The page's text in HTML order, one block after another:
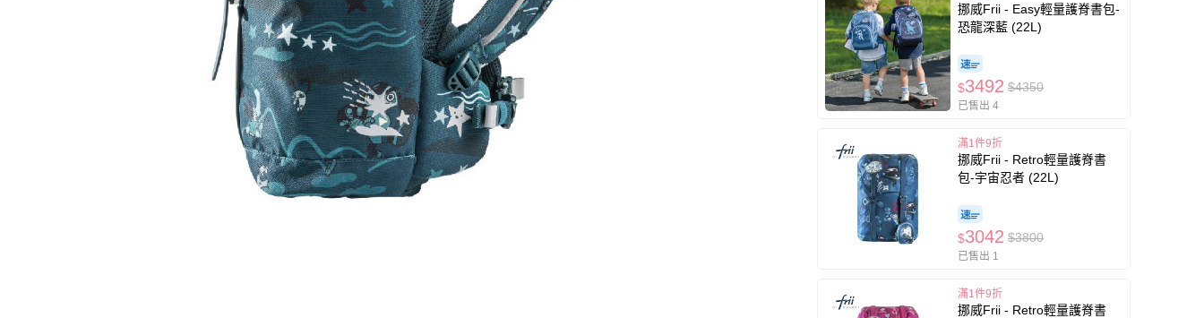
挪威Frii - Easy輕量護脊書包-
恐龍深藍 (22L)
$3492 $4350
已售出 4
滿1件9折
挪威Frii - Retro輕量護脊書
包-宇宙忍者 (22L)
$3042 $3800
已售出 1
滿1件9折
挪威Frii - Retro輕量護脊書